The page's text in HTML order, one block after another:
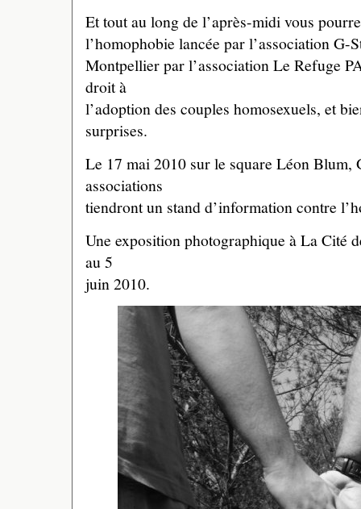
Et tout au long de l’après-midi vous
l’homophobie lancée par l’association G-
Montpellier par l’association Le Refuge
droit à
l’adoption des couples homosexuels, et
surprises.
Le 17 mai 2010 sur le square Léon Blum,
associations
tiendront un stand d’information contre
Une exposition photographique à La Cité
au 5
juin 2010.